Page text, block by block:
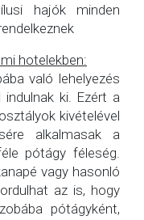
hajók minden
hotelekben:
való lehelyezés
ki. Ezért a
kivételével
alkalmasak a
pótágy féleség.
vagy hasonló
az is, hogy
pótágyként,